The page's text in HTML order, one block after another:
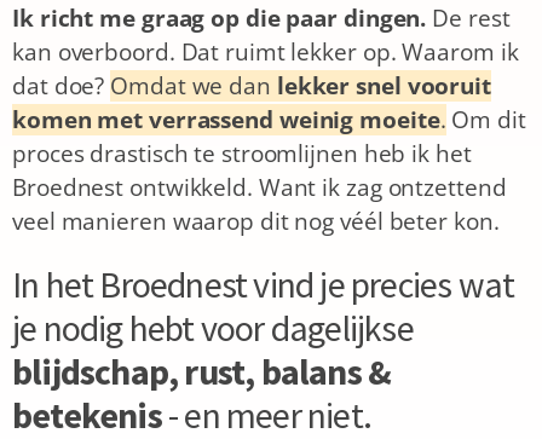
Ik richt me graag op die paar dingen. De rest
kan overboord. Dat ruimt lekker op.Waarom ik
dat doe? Omdat we dan lekker snel vooruit
komen met verrassend weinig moeite. Om dit
proces drastisch te stroomlijnen heb ik het
Broednest ontwikkeld. Want ik zag ontzettend
veel manieren waarop dit nog véél beter kon.
In het Broednest vind je precies wat
je nodig hebt voor dagelijkse
blijdschap, rust, balans &
betekenis- en meer niet.